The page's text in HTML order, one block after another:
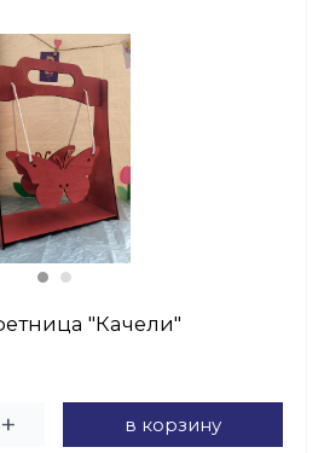
"Качели"
+ в корзину